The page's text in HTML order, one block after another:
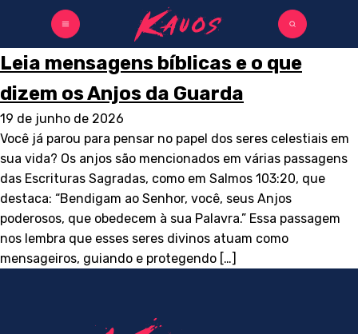
Leia mensagens bíblicas e o que
dizem os Anjos da Guarda
19 de junho de 2026
Você já parou para pensar no papel dos seres celestiais em
sua vida? Os anjos são mencionados em várias passagens
das Escrituras Sagradas, como em Salmos 103:20, que
destaca: “Bendigam ao Senhor, você, seus Anjos
poderosos, que obedecem à sua Palavra.” Essa passagem
nos lembra que esses seres divinos atuam como
mensageiros, guiando e protegendo […]